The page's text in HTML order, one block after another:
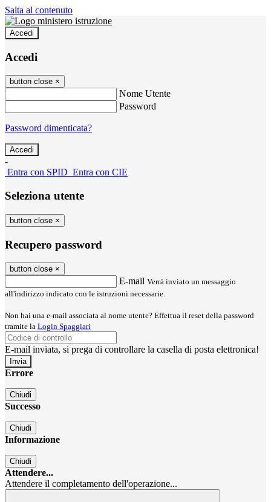
Salta al contenuto
Accedi
Accedi
button close ×
Nome Utente
Password
Password dimenticata?
-
Entra con SPID Entra con CIE
Seleziona utente
button close ×
Recupero password
button close ×
E-mail Verrà inviato un messaggio
all'indirizzo indicato con le istruzioni necessarie.
Non hai una e-mail associata al nome utente? Effettua il reset della password
tramite la Login Spaggiari
E-mail inviata, si prega di controllare la casella di posta elettronica!
Errore
Chiudi
Successo
Chiudi
Informazione
Chiudi
Attendere...
Attendere il completamento dell'operazione...